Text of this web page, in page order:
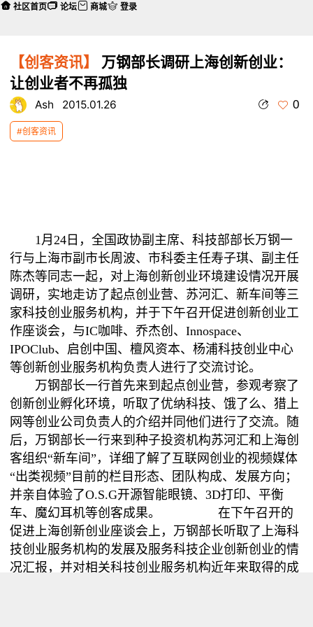
【创客资讯】
万钢部长调研上海创新创业：
让创业者不再孤独
Ash 2015.01.26 0
#创客资讯
1月24日，全国政协副主席、科技部部长万钢一
行与上海市副市长周波、市科委主任寿子琪、副主任
陈杰等同志一起，对上海创新创业环境建设情况开展
调研，实地走访了起点创业营、苏河汇、新车间等三
家科技创业服务机构，并于下午召开促进创新创业工
作座谈会，与IC咖啡、乔杰创、Innospace、
IPOClub、启创中国、檀风资本、杨浦科技创业中心
等创新创业服务机构负责人进行了交流讨论。
万钢部长一行首先来到起点创业营，参观考察了
创新创业孵化环境，听取了优纳科技、饿了么、猎上
网等创业公司负责人的介绍并同他们进行了交流。随
后，万钢部长一行来到种子投资机构苏河汇和上海创
客组织“新车间”，详细了解了互联网创业的视频媒体
“出类视频”目前的栏目形态、团队构成、发展方向；
并亲自体验了O.S.G开源智能眼镜、3D打印、平衡
车、魔幻耳机等创客成果。 在下午召开的
促进上海创新创业座谈会上，万钢部长听取了上海科
技创业服务机构的发展及服务科技企业创新创业的情
况汇报，并对相关科技创业服务机构近年来取得的成
社区首页 论坛 商城 登录